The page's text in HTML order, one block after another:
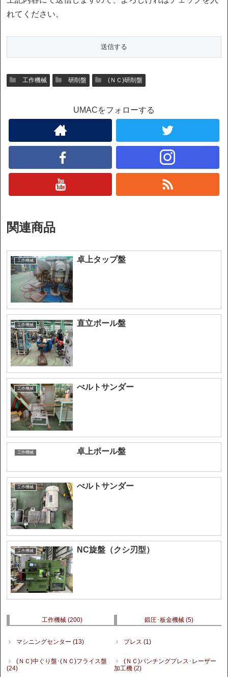
れてください。
工作機械 研削盤 (ＮＣ)研削盤
UMACをフォローする
関連商品
工作機械 卓上タップ盤
工作機械 直立ボール盤
工作機械 べルトサンダー
工作機械 卓上ボール盤
工作機械 べルトサンダー
工作機械 NC旋盤（クシ刃型）
工作機械 (200)
マシニングセンター(13)
(ＮＣ)中ぐり盤･(ＮＣ)フライス盤
(24)
鍛圧･板金機械(5)
プレス (1)
(ＮＣ)パンチングプレス･レーザー
加工機 (2)